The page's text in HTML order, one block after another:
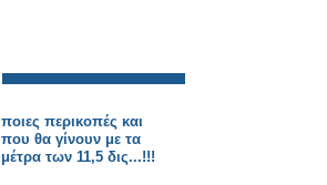
ποιες περικοπές και
που θα γίνουν με τα
μέτρα των 11,5 δις...!!!